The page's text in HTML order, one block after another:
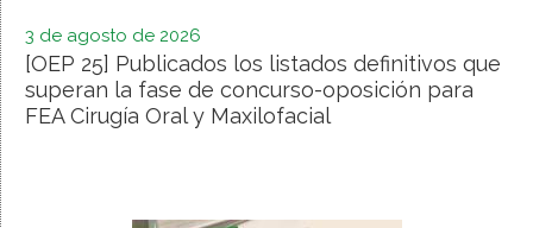
3 de agosto de 2026
[OEP 25] Publicados los listados definitivos que
superan la fase de concurso-oposición para
FEA Cirugía Oral y Maxilofacial